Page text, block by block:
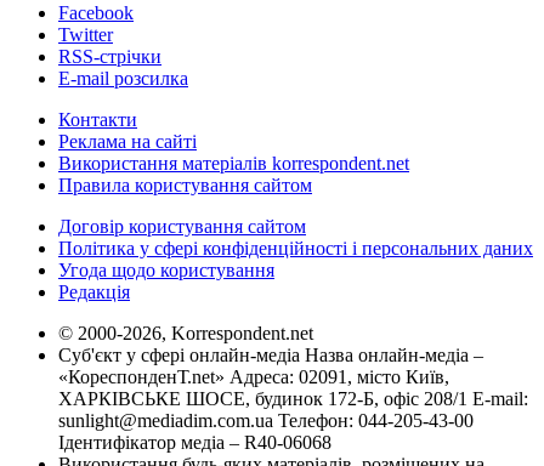
Facebook
Twitter
RSS-стрічки
E-mail розсилка
Контакти
Реклама на сайті
Використання матеріалів korrespondent.net
Правила користування сайтом
Договір користування сайтом
Політика у сфері конфіденційності і персональних даних
Угода щодо користування
Редакція
© 2000-2026, Korrespondent.net
Суб'єкт у сфері онлайн-медіа Назва онлайн-медіа –
«КореспонденТ.net» Адреса: 02091, місто Київ,
ХАРКІВСЬКЕ ШОСЕ, будинок 172-Б, офіс 208/1 E-mail:
sunlight@mediadim.com.ua Телефон: 044-205-43-00
Ідентифікатор медіа – R40-06068